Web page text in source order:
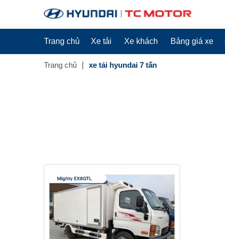
Trang chủ Xe tải Xe khách Bảng giá xe
Trang chủ xe tải hyundai 7 tấn